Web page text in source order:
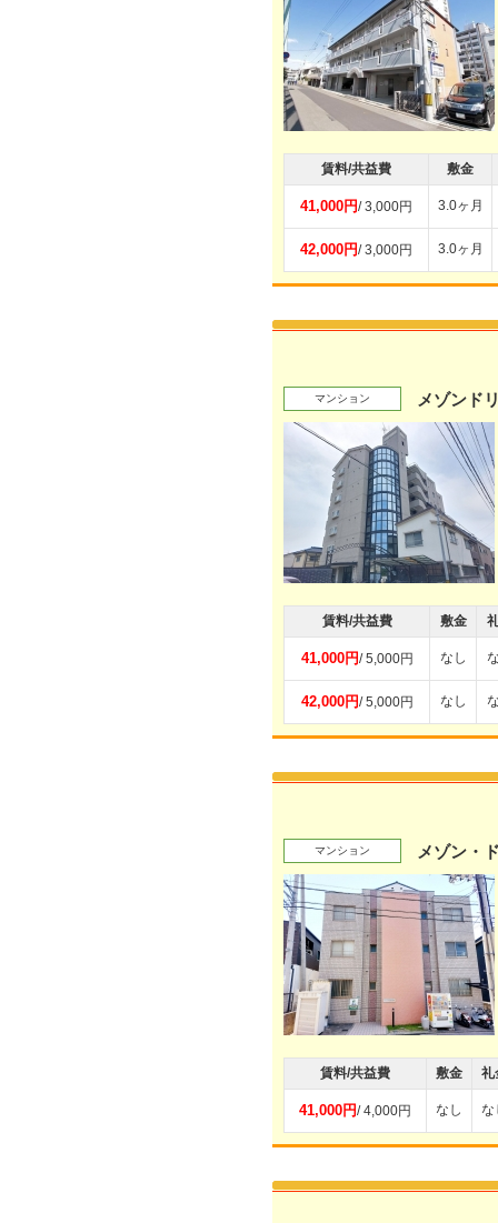
賃料/共益費 敷金
41,000円/ 3,000円 3.0ヶ月
42,000円/ 3,000円 3.0ヶ月
マンション メゾンド
賃料/共益費 敷金
41,000円/ 5,000円 なし
42,000円/ 5,000円 なし
マンション メゾン・
賃料/共益費 敷金 礼
41,000円/ 4,000円 なし な